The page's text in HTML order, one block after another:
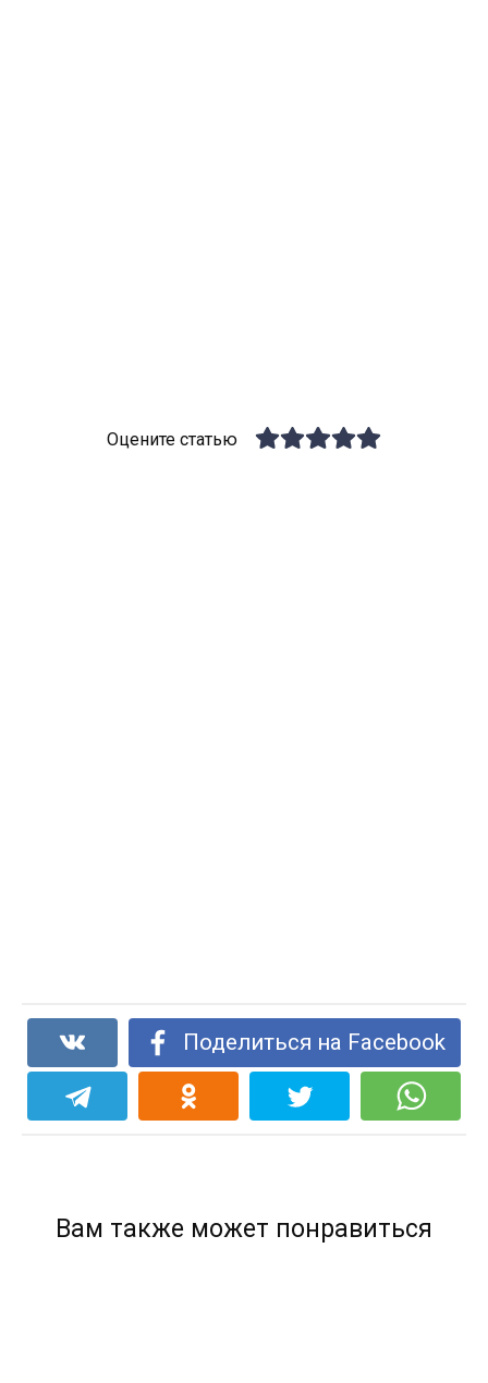
Оцените статью
Поделиться на Facebook
Вам также может понравиться